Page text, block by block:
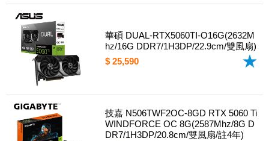
華碩 DUAL-RTX5060TI-O16G(2632M
hz/16G DDR7/1H3DP/22.9cm/雙風扇)
$ 25,590
技嘉 N506TWF2OC-8GD RTX 5060 Ti
WINDFORCE OC 8G(2587Mhz/8G D
DR7/1H3DP/20.8cm/雙風扇/註4年)